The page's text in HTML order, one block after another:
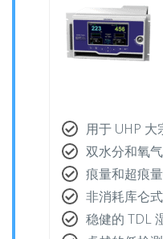
用于 UHP 大
双水分和氧
痕量和超痕
非消耗库仑
稳健的 TDL